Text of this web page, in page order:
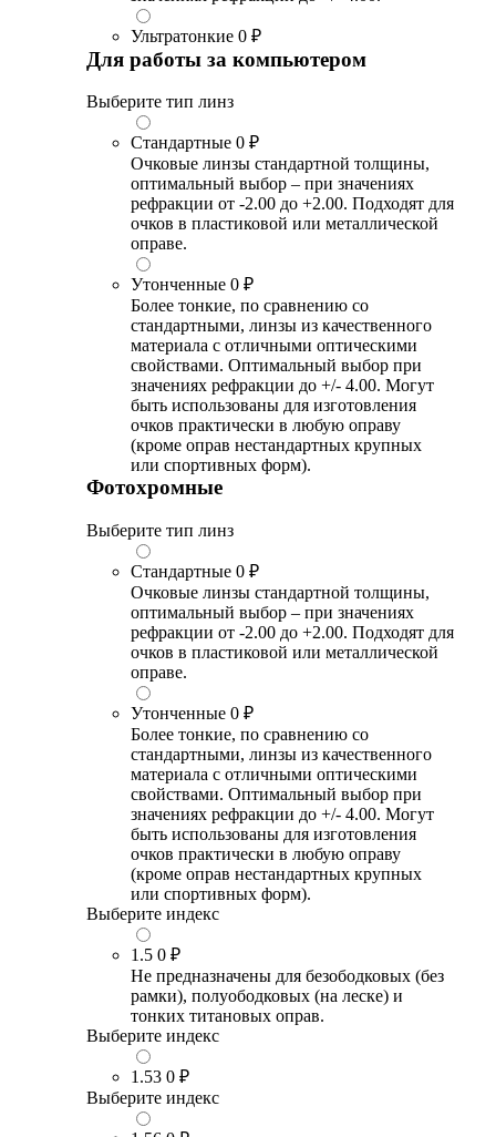
Ультратонкие 0 ₽
Для работы за компьютером
Выберите тип линз
Стандартные 0 ₽
Очковые линзы стандартной толщины,
оптимальный выбор – при значениях
рефракции от -2.00 до +2.00. Подходят для
очков в пластиковой или металлической
оправе.
Утонченные 0 ₽
Более тонкие, по сравнению со
стандартными, линзы из качественного
материала с отличными оптическими
свойствами. Оптимальный выбор при
значениях рефракции до +/- 4.00. Могут
быть использованы для изготовления
очков практически в любую оправу
(кроме оправ нестандартных крупных
или спортивных форм).
Фотохромные
Выберите тип линз
Стандартные 0 ₽
Очковые линзы стандартной толщины,
оптимальный выбор – при значениях
рефракции от -2.00 до +2.00. Подходят для
очков в пластиковой или металлической
оправе.
Утонченные 0 ₽
Более тонкие, по сравнению со
стандартными, линзы из качественного
материала с отличными оптическими
свойствами. Оптимальный выбор при
значениях рефракции до +/- 4.00. Могут
быть использованы для изготовления
очков практически в любую оправу
(кроме оправ нестандартных крупных
или спортивных форм).
Выберите индекс
1.5 0 ₽
Не предназначены для безободковых (без
рамки), полуободковых (на леске) и
тонких титановых оправ.
Выберите индекс
1.53 0 ₽
Выберите индекс